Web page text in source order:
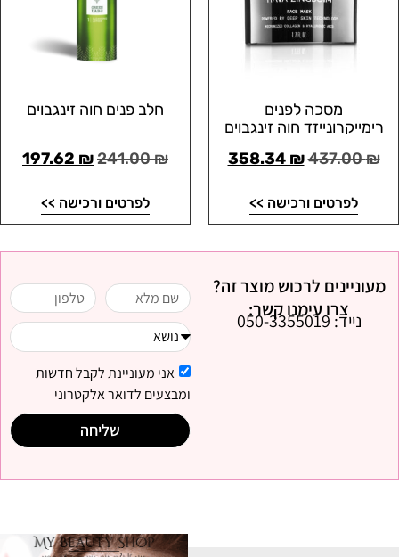
מסכה לפנים
רימייקרונייזד חוה זינגבוים
437.00₪
358.34 ₪
לפרטים ורכישה >>
חלב פנים חוה זינגבוים
241.00₪
197.62 ₪
לפרטים ורכישה >>
מעוניינים לרכוש מוצר זה?
צרו עימנו קשר:נייד: 050-3355019
אני מעוניינת לקבל חדשות
ומבצעים לדואר אלקטרוני
שליחה